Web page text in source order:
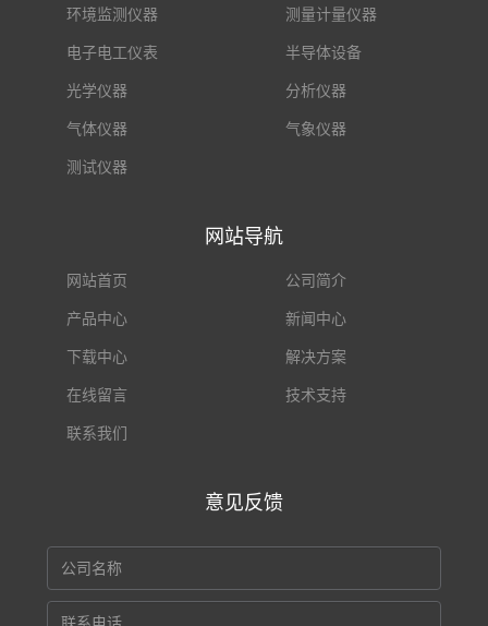
环境监测仪器 测量计量仪器
电子电工仪表 半导体设备
光学仪器 分析仪器
气体仪器 气象仪器
测试仪器
网站导航
网站首页 公司简介
产品中心 新闻中心
下载中心 解决方案
在线留言 技术支持
联系我们
意见反馈